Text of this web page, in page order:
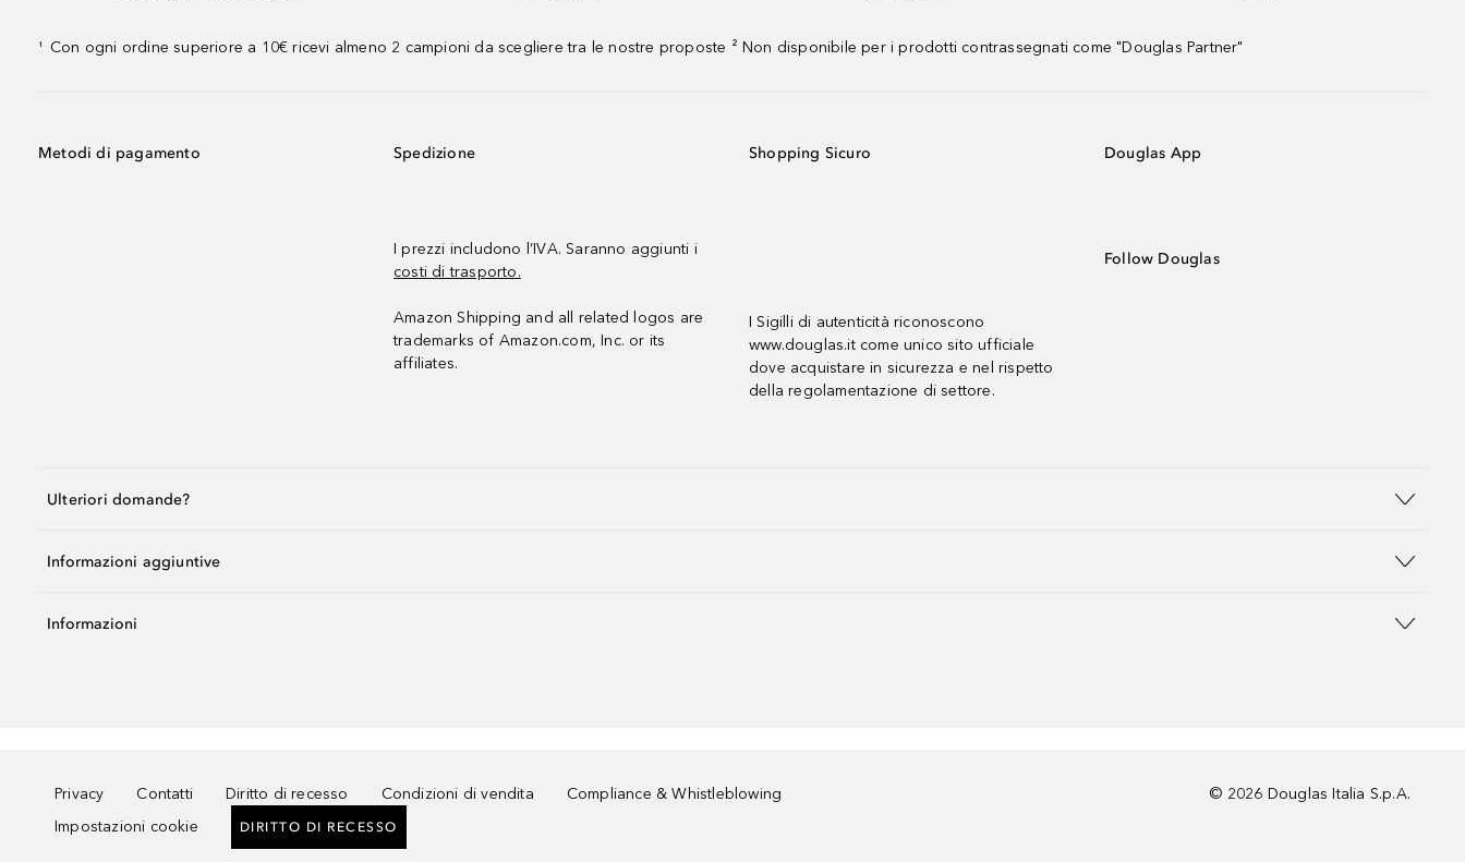
¹ Con ogni ordine superiore a 10€ ricevi almeno 2 campioni da scegliere tra le nostre proposte ² Non disponibile per i prodotti contrassegnati come "Douglas Partner"
Metodi di pagamento Spedizione
I prezzi includono l’IVA. Saranno aggiunti i
costi di trasporto.
Amazon Shipping and all related logos are
trademarks of Amazon.com, Inc. or its
affiliates.
Shopping Sicuro
I Sigilli di autenticità riconoscono
www.douglas.it come unico sito ufficiale
dove acquistare in sicurezza e nel rispetto
della regolamentazione di settore.
Douglas App
Follow Douglas
Ulteriori domande?
Informazioni aggiuntive
Informazioni
Privacy Contatti Diritto di recesso Condizioni di vendita
Compliance & Whistleblowing
Impostazioni cookie
DIRITTO DI RECESSO
© 2026 Douglas Italia S.p.A.